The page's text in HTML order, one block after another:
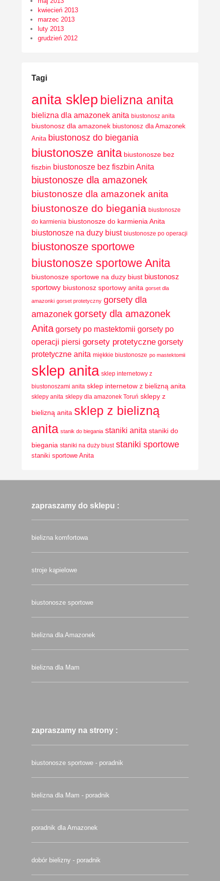
kwiecień 2013
marzec 2013
luty 2013
grudzień 2012
Tagi
anita sklep bielizna anita
bielizna dla amazonek anita biustonosz anita
biustonosz dla amazonek biustonosz dla Amazonek
Anita biustonosz do biegania
biustonosze anita biustonosze bez
fiszbin biustonosze bez fiszbin Anita
biustonosze dla amazonek
biustonosze dla amazonek anita
biustonosze do biegania biustonosze
do karmienia biustonosze do karmienia Anita
biustonosze na duzy biust biustonosze po operacji
biustonosze sportowe
biustonosze sportowe Anita
biustonosze sportowe na duzy biust biustonosz
sportowy biustonosz sportowy anita gorset dla
amazonki gorset protetyczny gorsety dla
amazonekgorsety dla amazonek
Anita gorsety po mastektomii gorsety po
operacji piersi gorsety protetyczne gorsety
protetyczne anita miękkie biustonosze po mastektomii
sklep anita sklep internetowy z
biustonoszami anita sklep internetow z bielizną anita
sklepy anita sklepy dla amazonek Toruń sklepy z
bielizną anita sklep z bielizną
anita stanik do biegania staniki anita staniki do
biegania staniki na duży biust staniki sportowe
staniki sportowe Anita
zapraszamy do sklepu :
bielizna komfortowa
stroje kąpielowe
biustonosze sportowe
bielizna dla Amazonek
bielizna dla Mam
zapraszamy na strony :
biustonosze sportowe - poradnik
bielizna dla Mam - poradnik
poradnik dla Amazonek
dobór bielizny - poradnik